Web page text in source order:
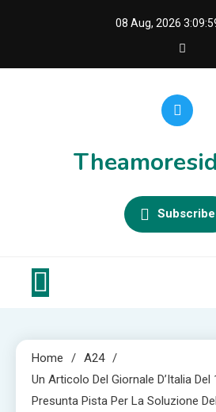
08 Aug, 2026
Subscribe
Home
A24
Un Articolo Del Giornale D’Italia Del
Presunta Pista Per La Soluzione